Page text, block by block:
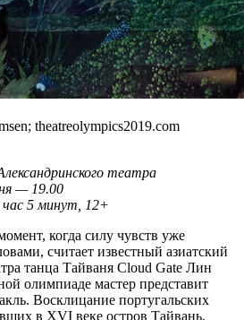
theatreolympics2019.com
театра
— 19.00
5 минут, 12+
когда силу чувств уже
считает известный азиатский
танца Тайваня Cloud Gate Лин
олимпиаде мастер представит
Восклицание португальских
в XVI веке остров Тайвань,